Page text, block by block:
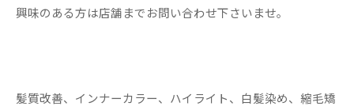
興味のある方は店舗までお問い合わせ下さいませ。
髪質改善、インナーカラー、ハイライト、白髪染め、縮毛矯